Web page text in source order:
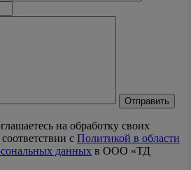
Отправить
на обработку своих
с Политикой в области
данных в ООО «ТД